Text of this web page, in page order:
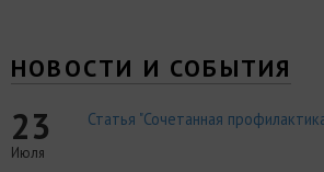
НОВОСТИ И СОБЫТИЯ
23
Июля
Статья "Сочетанная